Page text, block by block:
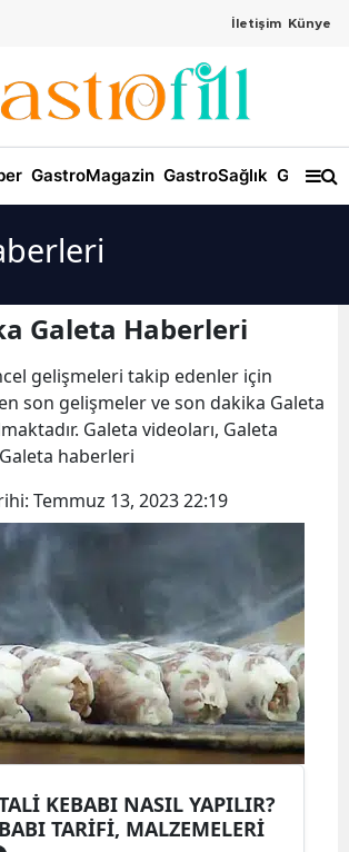
İletişim Künye
GastroMagazin GastroSağlık
Galeta Haberleri
gelişmeleri takip edenler için
son gelişmeler ve son dakika Galeta
Galeta videoları, Galeta
haberleri
Temmuz 13, 2023 22:19
KEBABI NASIL YAPILIR?
TARİFİ, MALZEMELERİ